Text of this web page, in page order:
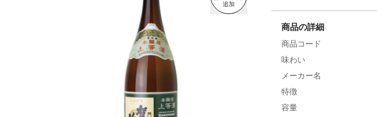
商品の詳細
商品コード
味わい
メーカー名
特徴
容量